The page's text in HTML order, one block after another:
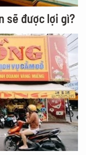
sẽ được lợi gì?